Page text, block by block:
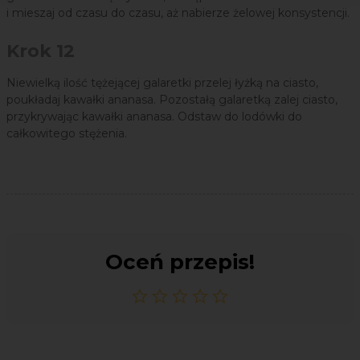
i mieszaj od czasu do czasu, aż nabierze żelowej konsystencji.
Niewielką ilość tężejącej galaretki przelej łyżką na ciasto,
poukładaj kawałki ananasa. Pozostałą galaretką zalej ciasto,
przykrywając kawałki ananasa. Odstaw do lodówki do
całkowitego stężenia.
Oceń przepis!